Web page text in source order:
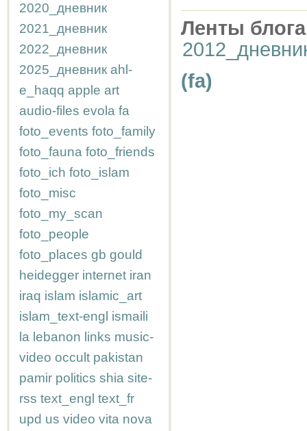
2020_дневник
2021_дневник
2022_дневник
2025_дневник ahl-
e_haqq apple art
audio-files evola fa
foto_events foto_family
foto_fauna foto_friends
foto_ich foto_islam
foto_misc
foto_my_scan
foto_people
foto_places gb gould
heidegger internet iran
iraq islam islamic_art
islam_text-engl ismaili
la lebanon links music-
video occult pakistan
pamir politics shia site-
rss text_engl text_fr
upd us video vita nova
Ленты
(fa)